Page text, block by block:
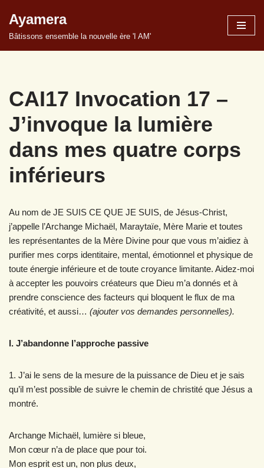
Aller
Ayamera
Bâtissons ensemble la nouvelle ère 'I AM'
CAI17 Invocation 17 –
J’invoque la lumière
dans mes quatre corps
inférieurs
Au nom de JE SUIS CE QUE JE SUIS, de Jésus-Christ,
j’appelle l’Archange Michaël, Maraytaïe, Mère Marie et toutes
les représentantes de la Mère Divine pour que vous m’aidiez à
purifier mes corps identitaire, mental, émotionnel et physique de
toute énergie inférieure et de toute croyance limitante. Aidez-moi
à accepter les pouvoirs créateurs que Dieu m’a donnés et à
prendre conscience des facteurs qui bloquent le flux de ma
créativité, et aussi… (ajouter vos demandes personnelles).
I. J’abandonne l’approche passive
1. J’ai le sens de la mesure de la puissance de Dieu et je sais
qu’il m’est possible de suivre le chemin de christité que Jésus a
montré.
Archange Michaël, lumière si bleue,
Mon cœur n’a de place que pour toi.
Mon esprit est un, non plus deux,